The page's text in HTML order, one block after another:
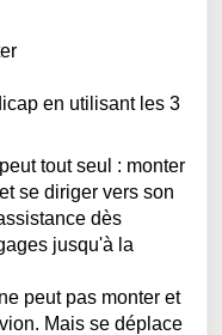
en utilisant les 3
tout seul : monter
se diriger vers son
dès
jusqu'à la
peut pas monter et
Mais se déplace